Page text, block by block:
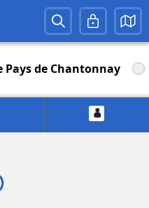
Pays de Chantonnay